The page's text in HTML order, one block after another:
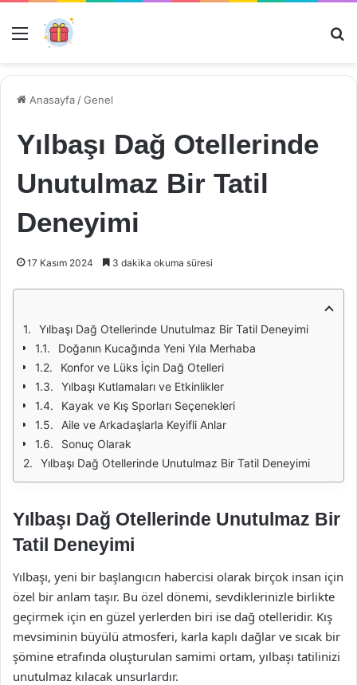
Menü
Anasayfa /Genel
Yılbaşı Dağ Otellerinde
Unutulmaz Bir Tatil
Deneyimi
17 Kasım 2024 3 dakika okuma süresi
Yılbaşı Dağ Otellerinde Unutulmaz Bir Tatil Deneyimi
Doğanın Kucağında Yeni Yıla Merhaba
Konfor ve Lüks İçin Dağ Otelleri
Yılbaşı Kutlamaları ve Etkinlikler
Kayak ve Kış Sporları Seçenekleri
Aile ve Arkadaşlarla Keyifli Anlar
Sonuç Olarak
Yılbaşı Dağ Otellerinde Unutulmaz Bir Tatil Deneyimi
Yılbaşı Dağ Otellerinde Unutulmaz Bir
Tatil Deneyimi
Yılbaşı, yeni bir başlangıcın habercisi olarak birçok insan için
özel bir anlam taşır. Bu özel dönemi, sevdiklerinizle birlikte
geçirmek için en güzel yerlerden biri ise dağ otelleridir. Kış
mevsiminin büyülü atmosferi, karla kaplı dağlar ve sıcak bir
şömine etrafında oluşturulan samimi ortam, yılbaşı tatilinizi
unutulmaz kılacak unsurlardır.